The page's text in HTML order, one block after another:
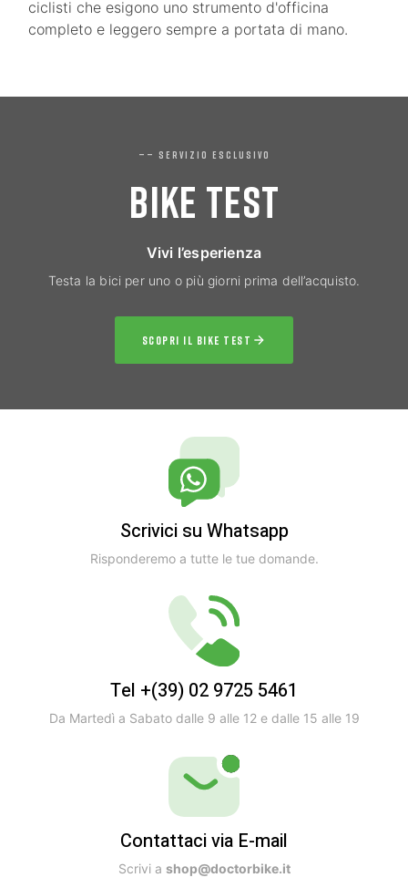
ciclisti che esigono uno strumento d'officina
completo e leggero sempre a portata di mano.
—— SERVIZIO ESCLUSIVO
BIKE TEST
Vivi l’esperienza
Testa la bici per uno o più giorni prima dell’acquisto.
SCOPRI IL BIKE TEST
Scrivici su Whatsapp
Risponderemo a tutte le tue domande.
Tel +(39) 02 9725 5461
Da Martedì a Sabato dalle 9 alle 12 e dalle 15 alle 19
Contattaci via E-mail
Scrivi a shop@doctorbike.it